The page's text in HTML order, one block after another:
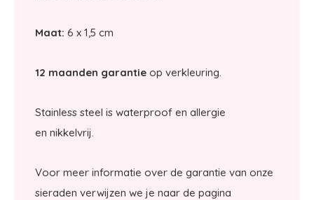
Maat: 6 x 1,5 cm
12 maanden garantie op verkleuring.
Stainless steel is waterproof en allergie
en nikkelvrij.
Voor meer informatie over de garantie van onze
sieraden verwijzen we je naar de pagina